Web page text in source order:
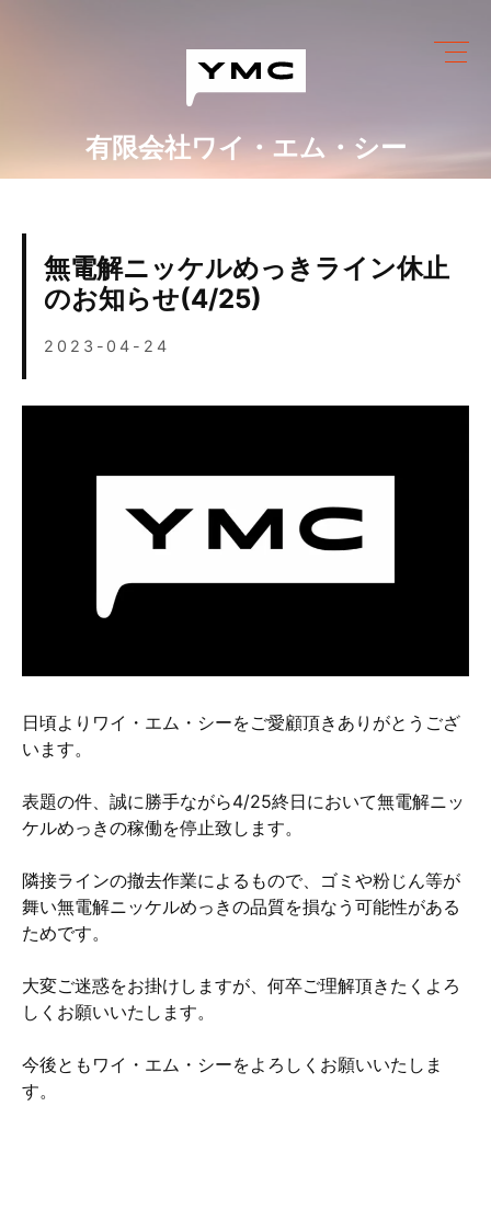
有限会社ワイ・エム・シー
ワイ・エム・シーにできること
会社情報
お問い合わせ
硬質クロムめっきとは？
無電解ニッケルめっきとは？
無電解ニッケルめっきライン休止
のお知らせ(4/25)
2023-04-24
日頃よりワイ・エム・シーをご愛顧頂きありがとうござ
います。
表題の件、誠に勝手ながら4/25終日において無電解ニッ
ケルめっきの稼働を停止致します。
隣接ラインの撤去作業によるもので、ゴミや粉じん等が
舞い無電解ニッケルめっきの品質を損なう可能性がある
ためです。
大変ご迷惑をお掛けしますが、何卒ご理解頂きたくよろ
しくお願いいたします。
今後ともワイ・エム・シーをよろしくお願いいたしま
す。